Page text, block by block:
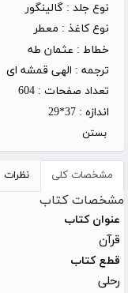
نوع جلد : گالینگور
نوع کاغذ : معطر
خطاط : عثمان طه
ترجمه : الهی قمشه ای
تعداد صفحات : 604
اندازه : 37*29
بستن
مشخصات کلی نظرات
مشخصات کتاب
عنوان کتاب
قرآن
قطع کتاب
رحلی